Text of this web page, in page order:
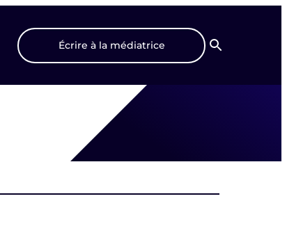
Écrire à la médiatrice
Recherche